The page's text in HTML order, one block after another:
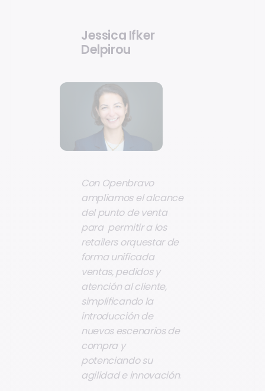
Jessica Ifker
Delpirou
Con Openbravo
ampliamos el alcance
del punto de venta
para permitir a los
retailers orquestar de
forma unificada
ventas, pedidos y
atención al cliente,
simplificando la
introducción de
nuevos escenarios de
compra y
potenciando su
agilidad e innovación.